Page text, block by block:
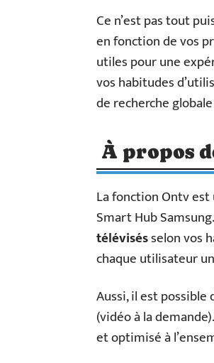
Ce n’est pas tout
en fonction de vos
utiles pour une
vos habitudes
de recherche
À propos
La fonction Ontv
Smart Hub
télévisésselon vos
chaque utilisateur
Aussi, il est
(vidéo à la
et optimisé à